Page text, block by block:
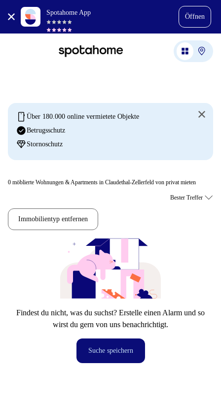
Spotahome App
Öffnen
mobile Über 180.000 online vermietete Objekte
check_circleBetrugsschutz
diamond Stornoschutz
0 möblierte Wohnungen & Apartments in Claudethal-Zellerfeld von privat mieten
Immobilientyp entfernen
Findest du nicht, was du suchst? Erstelle einen Alarm und so
wirst du gern von uns benachrichtigt.
Suche speichern